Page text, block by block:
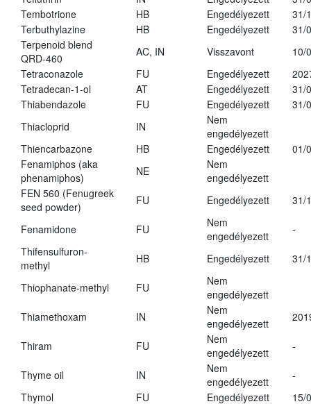
Tembotrione
HB Engedélyezett
31/
Terbuthylazine
HB Engedélyezett
31/
Terpenoid blend
QRD-460
AC, IN Visszavont
10/
Tetraconazole
FU Engedélyezett
Tetradecan-1-ol
AT Engedélyezett
31/
Thiabendazole
FU Engedélyezett
31/
Thiacloprid
IN
Nem
engedélyezett
Thiencarbazone
HB Engedélyezett
01/
Fenamiphos (aka
phenamiphos)
NE
Nem
engedélyezett
FEN 560 (Fenugreek
seed powder)
FU Engedélyezett 31/
Fenamidone FU
Nem
engedélyezett
-
Thifensulfuron-
methyl
HB Engedélyezett 31/
Thiophanate-methyl FU
Nem
engedélyezett
Thiamethoxam
IN
Nem
engedélyezett
Thiram FU
Nem
engedélyezett
-
Thyme oil IN
Nem
engedélyezett
-
Thymol
FU Engedélyezett
15/